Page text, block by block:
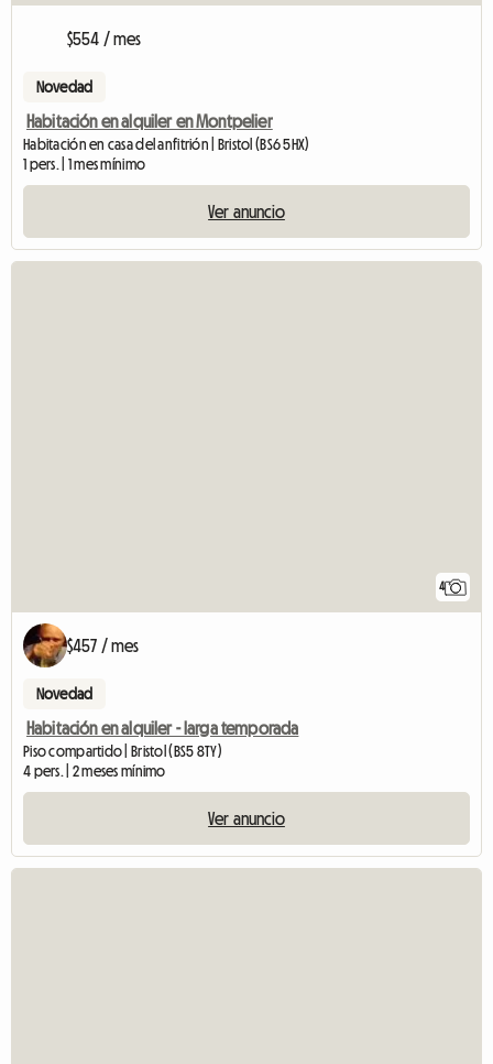
$554 / mes
Novedad
Habitación en alquiler en Montpelier
Habitación en casa del anfitrión | Bristol (BS6 5HX)
1 pers. | 1 mes mínimo
Ver anuncio
4
$457 / mes
Novedad
Habitación en alquiler - larga temporada
Piso compartido | Bristol (BS5 8TY)
4 pers. | 2 meses mínimo
Ver anuncio